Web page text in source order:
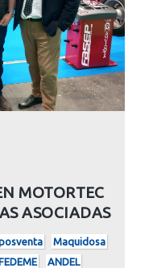
MOTORTEC
ASOCIADAS
Maquidosa
ANDEL